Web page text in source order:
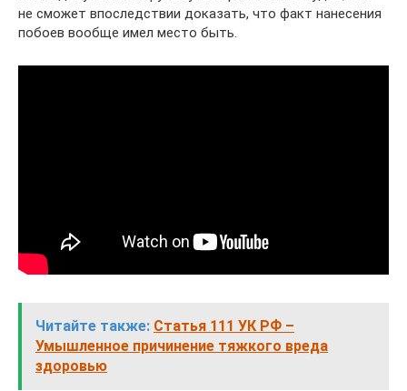
не сможет впоследствии доказать, что факт нанесения
побоев вообще имел место быть.
Читайте также: Статья 111 УК РФ –
Умышленное причинение тяжкого вреда
здоровью